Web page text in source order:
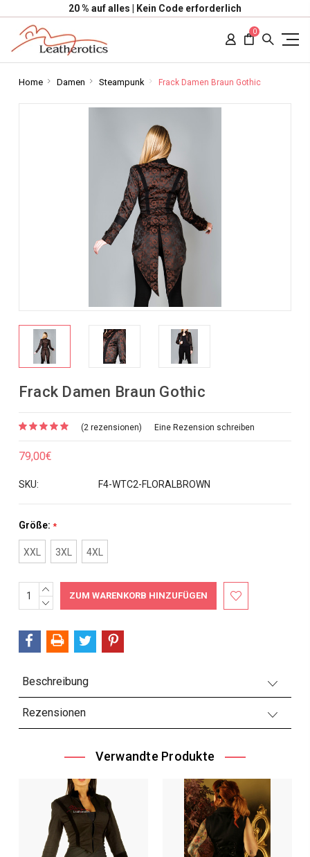
20 % auf alles | Kein Code erforderlich
0
Home Damen Steampunk Frack Damen Braun Gothic
Frack Damen Braun Gothic
(2 rezensionen) Eine Rezension schreiben
79,00€
SKU: F4-WTC2-FLORALBROWN
Größe: *
XXL 3XL 4XL
Aktueller
Bestand:
MENGE
ERHÖHEN:
MENGE
Beschreibung
Rezensionen
Verwandte Produkte